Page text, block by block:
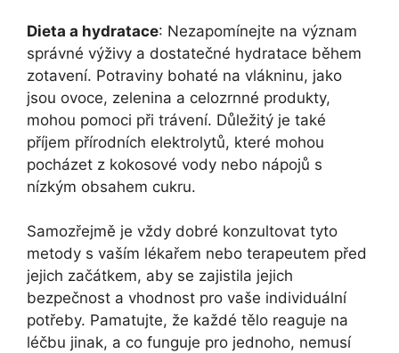
Dieta a hydratace: Nezapomínejte na význam
správné výživy a dostatečné hydratace během
zotavení. Potraviny bohaté na vlákninu, jako
jsou ovoce, zelenina a celozrnné produkty,
mohou pomoci při trávení. Důležitý je také
příjem přírodních elektrolytů, které mohou
pocházet z kokosové vody nebo nápojů s
nízkým obsahem cukru.
Samozřejmě je vždy dobré konzultovat tyto
metody s vaším lékařem nebo terapeutem před
jejich začátkem, aby se zajistila jejich
bezpečnost a vhodnost pro vaše individuální
potřeby. Pamatujte, že každé tělo reaguje na
léčbu jinak, a co funguje pro jednoho, nemusí